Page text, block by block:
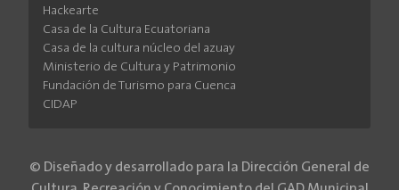
Hackearte
Casa de la Cultura Ecuatoriana
Casa de la cultura núcleo del azuay
Ministerio de Cultura y Patrimonio
Fundación de Turismo para Cuenca
CIDAP
© Diseñado y desarrollado para la Dirección General de